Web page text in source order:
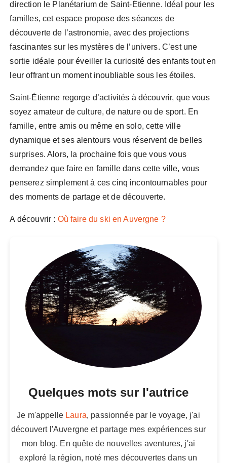
direction le Planétarium de Saint-Étienne. Idéal pour les
familles, cet espace propose des séances de
découverte de l’astronomie, avec des projections
fascinantes sur les mystères de l’univers. C’est une
sortie idéale pour éveiller la curiosité des enfants tout en
leur offrant un moment inoubliable sous les étoiles.
Saint-Étienne regorge d’activités à découvrir, que vous
soyez amateur de culture, de nature ou de sport. En
famille, entre amis ou même en solo, cette ville
dynamique et ses alentours vous réservent de belles
surprises. Alors, la prochaine fois que vous vous
demandez que faire en famille dans cette ville, vous
penserez simplement à ces cinq incontournables pour
des moments de partage et de découverte.
A découvrir : Où faire du ski en Auvergne ?
Quelques mots sur l'autrice
Je m'appelle Laura, passionnée par le voyage, j'ai
découvert l'Auvergne et partage mes expériences sur
mon blog. En quête de nouvelles aventures, j'ai
exploré la région, noté mes découvertes dans un